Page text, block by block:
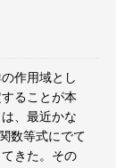
作用域とし
ることが本
、最近かな
数等式にでて
きた。その